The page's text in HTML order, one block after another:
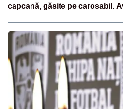
capcană, găsite pe carosabil.